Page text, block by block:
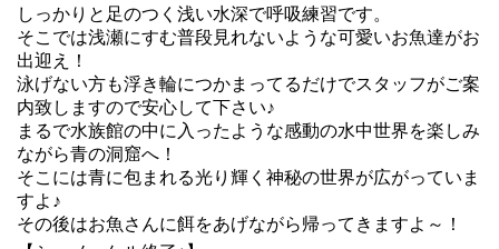
しっかりと足のつく浅い水深で呼吸練習です。
そこでは浅瀬にすむ普段見れないような可愛いお魚達がお
出迎え！
泳げない方も浮き輪につかまってるだけでスタッフがご案
内致しますので安心して下さい♪
まるで水族館の中に入ったような感動の水中世界を楽しみ
ながら青の洞窟へ！
そこには青に包まれる光り輝く神秘の世界が広がっていま
すよ♪
その後はお魚さんに餌をあげながら帰ってきますよ～！